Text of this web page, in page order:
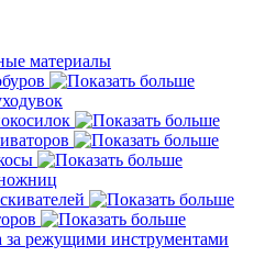
материалы
за режущими инструментами